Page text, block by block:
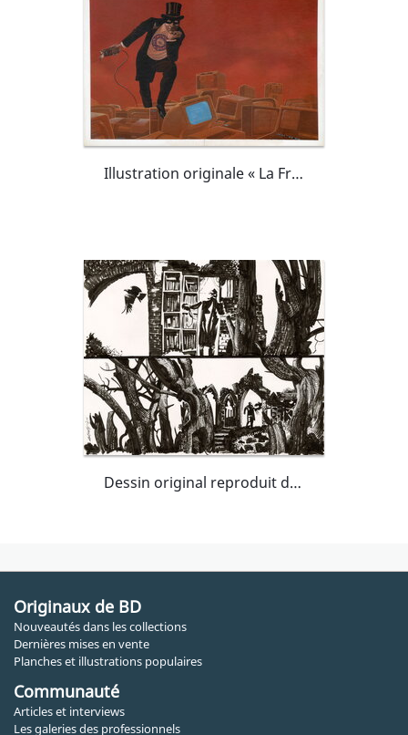
Illustration originale « La Fraude informatique»
Dessin original reproduit dans Raptor
Originaux de BD
Nouveautés dans les collections
Dernières mises en vente
Planches et illustrations populaires
Communauté
Articles et interviews
Les galeries des professionnels